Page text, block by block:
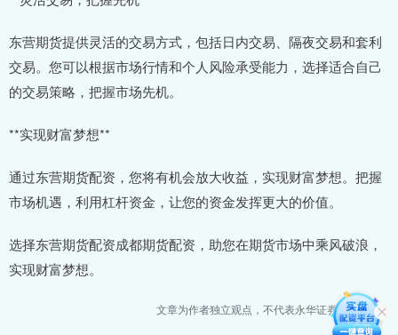
东营期货提供灵活的交易方式，包括日内交易、隔夜交易和套利
交易。您可以根据市场行情和个人风险承受能力，选择适合自己
的交易策略，把握市场先机。
**实现财富梦想**
通过东营期货配资，您将有机会放大收益，实现财富梦想。把握
市场机遇，利用杠杆资金，让您的资金发挥更大的价值。
选择东营期货配资成都期货配资，助您在期货市场中乘风破浪，
实现财富梦想。
文章为作者独立观点，不代表永华证券配资观点